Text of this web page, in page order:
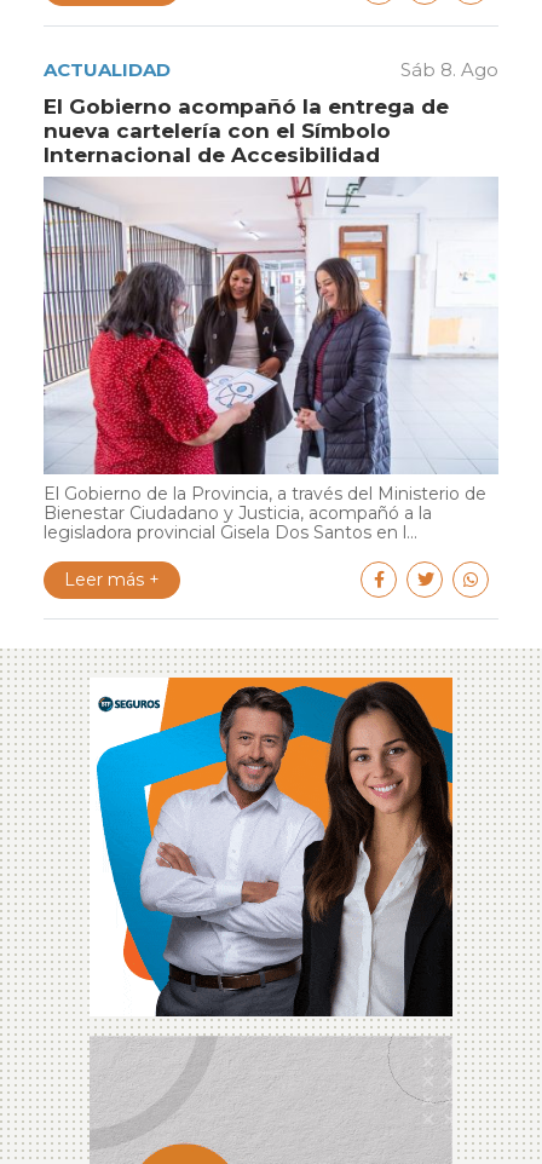
ACTUALIDAD Sáb 8. Ago
El Gobierno acompañó la entrega de
nueva cartelería con el Símbolo
Internacional de Accesibilidad
El Gobierno de la Provincia, a través del Ministerio de
Bienestar Ciudadano y Justicia, acompañó a la
legisladora provincial Gisela Dos Santos en l...
Leer más +